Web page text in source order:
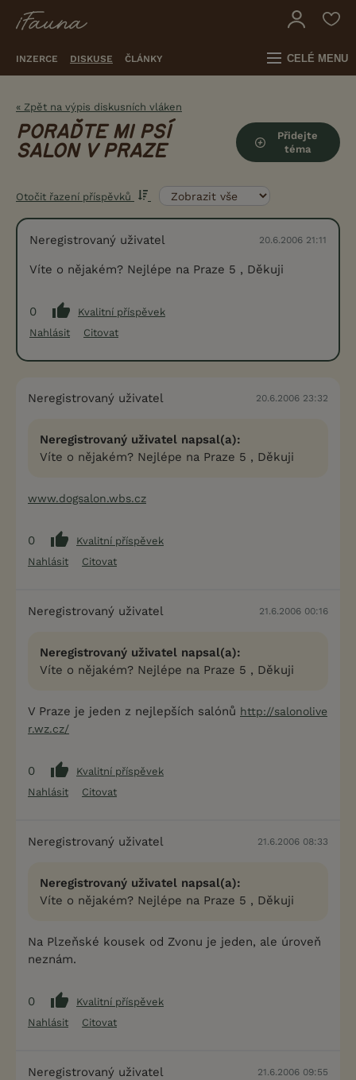
INZERCE DISKUSE ČLÁNKY CELÉ MENU
« Zpět na výpis diskusních vláken
PORAĎTE MI PSÍ
SALON V PRAZE
Přidejte
téma
Otočit řazení příspěvků
Neregistrovaný uživatel 20.6.2006 21:11
Víte o nějakém? Nejlépe na Praze 5 , Děkuji
0
Kvalitní příspěvek
Nahlásit
Citovat
Neregistrovaný uživatel 20.6.2006 23:32
Neregistrovaný uživatel napsal(a):
Víte o nějakém? Nejlépe na Praze 5 , Děkuji
www.dogsalon.wbs.cz
0
Kvalitní příspěvek
Nahlásit
Citovat
Neregistrovaný uživatel 21.6.2006 00:16
Neregistrovaný uživatel napsal(a):
Víte o nějakém? Nejlépe na Praze 5 , Děkuji
V Praze je jeden z nejlepších salónů http://salonolive
r.wz.cz/
0
Kvalitní příspěvek
Nahlásit
Citovat
Neregistrovaný uživatel 21.6.2006 08:33
Neregistrovaný uživatel napsal(a):
Víte o nějakém? Nejlépe na Praze 5 , Děkuji
Na Plzeňské kousek od Zvonu je jeden, ale úroveň
neznám.
0
Kvalitní příspěvek
Nahlásit
Citovat
Neregistrovaný uživatel 21.6.2006 09:55